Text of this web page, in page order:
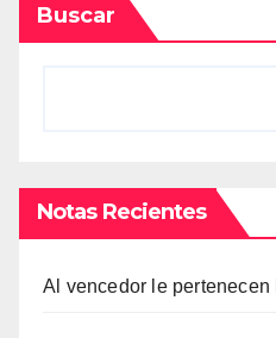
Buscar
Notas Recientes
Al vencedor le